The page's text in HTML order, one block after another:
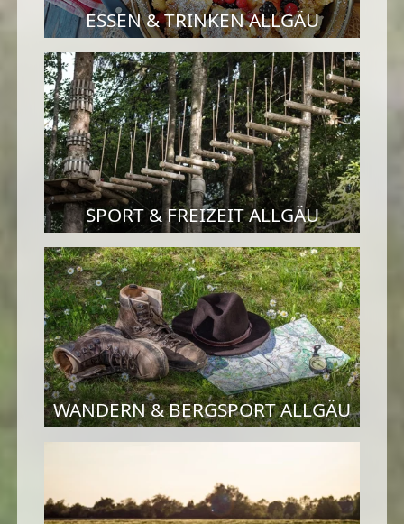
ESSEN & TRINKEN ALLGÄU
SPORT & FREIZEIT ALLGÄU
WANDERN & BERGSPORT ALLGÄU